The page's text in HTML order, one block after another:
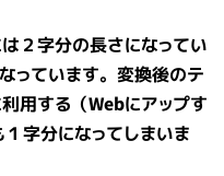
２字分の長さになってい
っています。変換後のテ
用する（Webにアップす
字分になってしまいま